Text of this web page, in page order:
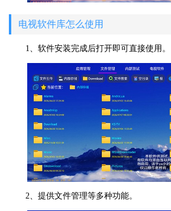
电视软件库怎么使用
1、软件安装完成后打开即可直接使用。
2、提供文件管理等多种功能。